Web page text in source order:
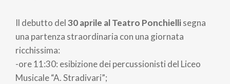
Il debutto del30 aprile al Teatro Ponchiellisegna
una partenza straordinaria con una giornata
ricchissima:
-ore 11:30: esibizione dei percussionisti del Liceo
Musicale “A. Stradivari”;